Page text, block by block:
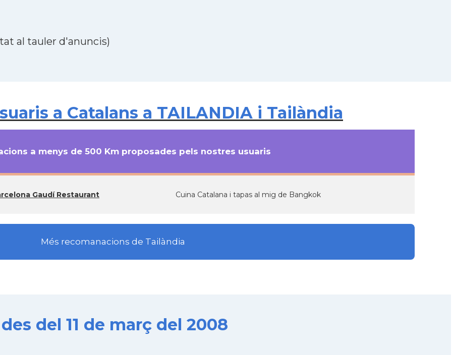
al tauler d'anuncis)
a Catalans a TAILANDIA i Tailàndia
a menys de 500 Km proposades pels nostres usuaris
Gaudí Restaurant Cuina Catalana i tapas al mig de Bangkok
Més recomanacions de Tailàndia
del 11 de març del 2008